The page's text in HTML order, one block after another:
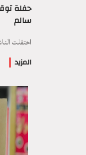
حفلة
سالم
احتفلت
المزيد